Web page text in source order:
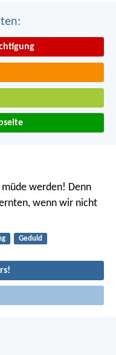
werden! Denn
wenn wir nicht
Geduld